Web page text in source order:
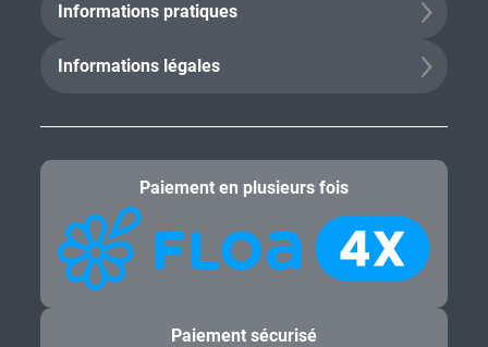
Informations pratiques
Informations légales
Paiement en plusieurs fois
Paiement sécurisé